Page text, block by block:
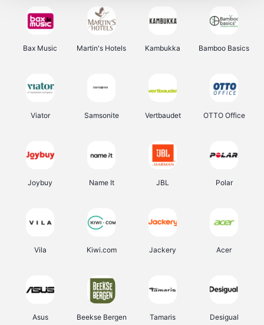
Bax Music Martin's Hotels Kambukka Bamboo Basics
Viator Samsonite Vertbaudet OTTO Office
Joybuy Name It JBL Polar
Vila Kiwi.com Jackery Acer
Asus Beekse Bergen Tamaris Desigual